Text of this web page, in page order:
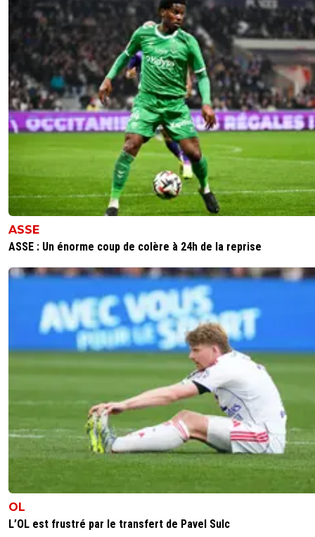
Je crois qu'Aubameyang l'avait notamment
dans une interview assez intéressante sur de
nombreux points et notamment la préparation
physique, l'intensité et le professionnalisme
joueurs.
0+ Répondre
69 17 avril 2014 à 12:51 +0
oui je les vu trés interresent effectivement
Répondre
junitheartist-kbnueve 12 avril 2014 à 19:45
"Avec cette victoire à l’Allianz Riviera"Modo Dortmund
pas contre Nice, mais contre le Bayern dans son antre
0+ Répondre
lelyon 12 avril 2014 à 19:38 + 0
Eh ben dis donc j'aurai dû mater le match, même si je
aucune des 2 équipes 3-0 quand même contre le
Bayern...O_oDortmund est chaud en cette fin de saison
Répondre
ASSE
ASSE : Un énorme coup de colère à 24h de la reprise
OL
L’OL est frustré par le transfert de Pavel Sulc